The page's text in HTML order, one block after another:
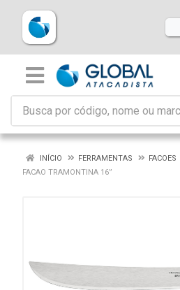
INÍCIO FERRAMENTAS
FACOES
FACAO TRAMONTINA 16”